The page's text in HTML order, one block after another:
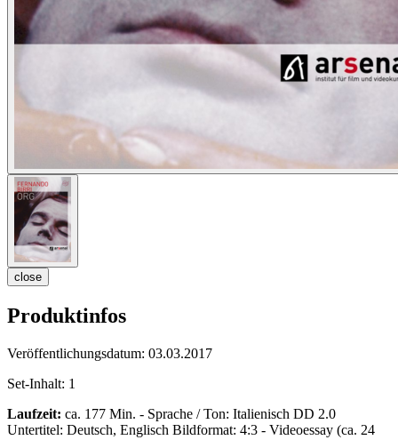
close
Produktinfos
Veröffentlichungsdatum: 03.03.2017
Set-Inhalt: 1
Laufzeit: ca. 177 Min. - Sprache / Ton: Italienisch DD 2.0
Untertitel: Deutsch, Englisch Bildformat: 4:3 - Videoessay (ca. 24